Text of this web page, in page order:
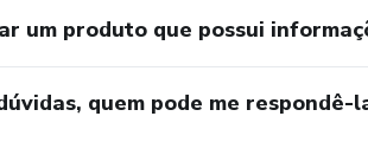
um produto que possui
quem pode me respondê-